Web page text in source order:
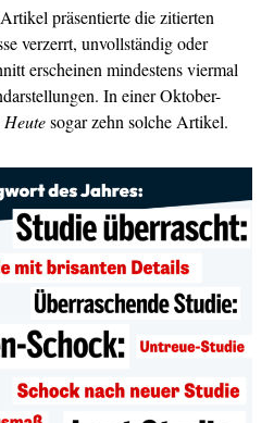
präsentierte die zitierten
verzerrt, unvollständig oder
erscheinen mindestens viermal
In einer Oktober-
Heutesogar zehn solche Artikel.